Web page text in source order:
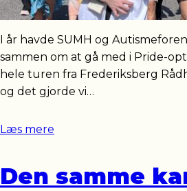
I år havde SUMH og
sammen om at gå med i Pride-
hele turen fra Frederiksberg
og det gjorde vi…
Læs mere
Den samme